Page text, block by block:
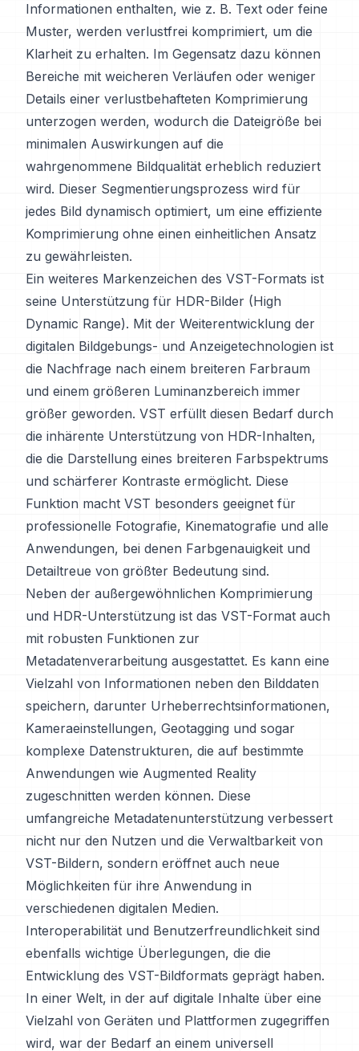
Informationen enthalten, wie z. B. Text oder feine
Muster, werden verlustfrei komprimiert, um die
Klarheit zu erhalten. Im Gegensatz dazu können
Bereiche mit weicheren Verläufen oder weniger
Details einer verlustbehafteten Komprimierung
unterzogen werden, wodurch die Dateigröße bei
minimalen Auswirkungen auf die
wahrgenommene Bildqualität erheblich reduziert
wird. Dieser Segmentierungsprozess wird für
jedes Bild dynamisch optimiert, um eine effiziente
Komprimierung ohne einen einheitlichen Ansatz
zu gewährleisten.
Ein weiteres Markenzeichen des VST-Formats ist
seine Unterstützung für HDR-Bilder (High
Dynamic Range). Mit der Weiterentwicklung der
digitalen Bildgebungs- und Anzeigetechnologien ist
die Nachfrage nach einem breiteren Farbraum
und einem größeren Luminanzbereich immer
größer geworden. VST erfüllt diesen Bedarf durch
die inhärente Unterstützung von HDR-Inhalten,
die die Darstellung eines breiteren Farbspektrums
und schärferer Kontraste ermöglicht. Diese
Funktion macht VST besonders geeignet für
professionelle Fotografie, Kinematografie und alle
Anwendungen, bei denen Farbgenauigkeit und
Detailtreue von größter Bedeutung sind.
Neben der außergewöhnlichen Komprimierung
und HDR-Unterstützung ist das VST-Format auch
mit robusten Funktionen zur
Metadatenverarbeitung ausgestattet. Es kann eine
Vielzahl von Informationen neben den Bilddaten
speichern, darunter Urheberrechtsinformationen,
Kameraeinstellungen, Geotagging und sogar
komplexe Datenstrukturen, die auf bestimmte
Anwendungen wie Augmented Reality
zugeschnitten werden können. Diese
umfangreiche Metadatenunterstützung verbessert
nicht nur den Nutzen und die Verwaltbarkeit von
VST-Bildern, sondern eröffnet auch neue
Möglichkeiten für ihre Anwendung in
verschiedenen digitalen Medien.
Interoperabilität und Benutzerfreundlichkeit sind
ebenfalls wichtige Überlegungen, die die
Entwicklung des VST-Bildformats geprägt haben.
In einer Welt, in der auf digitale Inhalte über eine
Vielzahl von Geräten und Plattformen zugegriffen
wird, war der Bedarf an einem universell